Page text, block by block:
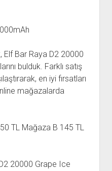
Elf Bar Raya D2 20000
bulduk. Farklı satış
en iyi fırsatları
mağazalarda
TL Mağaza B 145 TL
20000 Grape Ice